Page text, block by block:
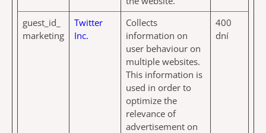
guest_id_
marketing
Twitter
Inc.
Collects
information on
user behaviour on
multiple websites.
This information is
used in order to
optimize the
relevance of
advertisement on
400
dní